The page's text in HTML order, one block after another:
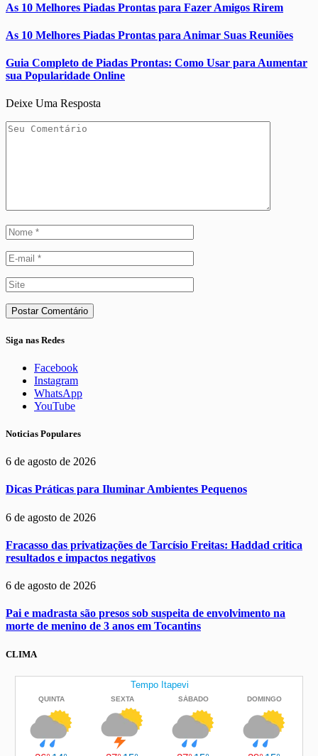
As 10 Melhores Piadas Prontas para Fazer Amigos Rirem
As 10 Melhores Piadas Prontas para Animar Suas Reuniões
Guia Completo de Piadas Prontas: Como Usar para Aumentar
sua Popularidade Online
Deixe Uma Resposta
Siga nas Redes
Facebook
Instagram
WhatsApp
YouTube
Noticias Populares
6 de agosto de 2026
Dicas Práticas para Iluminar Ambientes Pequenos
6 de agosto de 2026
Fracasso das privatizações de Tarcísio Freitas: Haddad critica
resultados e impactos negativos
6 de agosto de 2026
Pai e madrasta são presos sob suspeita de envolvimento na
morte de menino de 3 anos em Tocantins
CLIMA